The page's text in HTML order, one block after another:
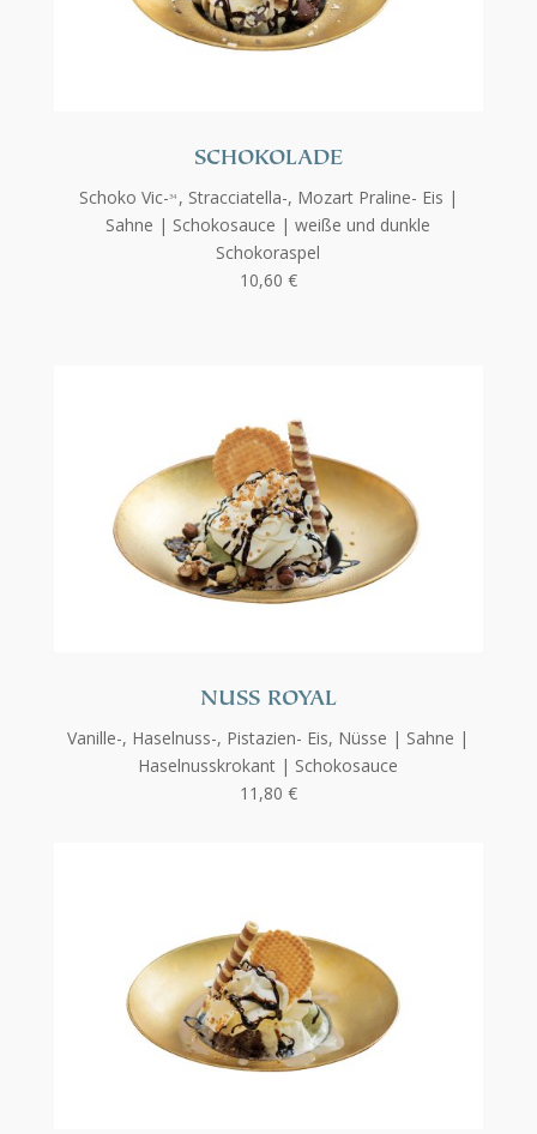
SCHOKOLADE
Schoko Vic-34 , Stracciatella-, Mozart Praline- Eis |
Sahne | Schokosauce | weiße und dunkle
Schokoraspel
10,60 €
NUSS ROYAL
Vanille-, Haselnuss-, Pistazien- Eis, Nüsse | Sahne |
Haselnusskrokant | Schokosauce
11,80 €